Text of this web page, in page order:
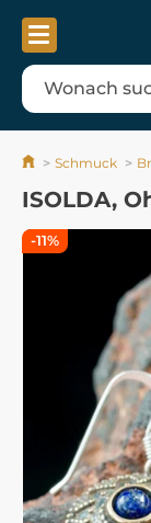
Schmuck
ISOLDA,
-11%